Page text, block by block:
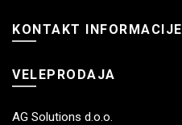
KONTAKT INFORMACIJE
VELEPRODAJA
AG Solutions d.o.o.